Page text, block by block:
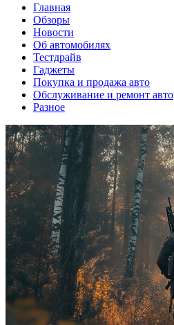
Главная
Обзоры
Новости
Об автомобилях
Тестдрайв
Гаджеты
Покупка и продажа авто
Обслуживание и ремонт авто
Разное